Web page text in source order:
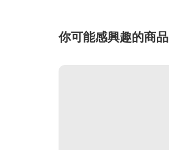
你可能感興趣的商品